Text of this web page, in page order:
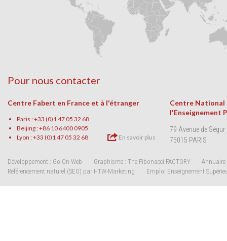
Pour nous contacter
Centre Fabert en France et à l'étranger
Paris : +33 (0)1 47 05 32 68
Beijing : +86 10 6400 0905
Lyon : +33 (0)1 47 05 32 68
En savoir plus
Centre National
l'Enseignement
79 Avenue de Ségur
75015 PARIS
Développement : Go On Web Graphisme : The Fibonacci FACTORY
Annuaire
Référencement naturel (SEO) par HTW-Marketing
Emploi Enseignement